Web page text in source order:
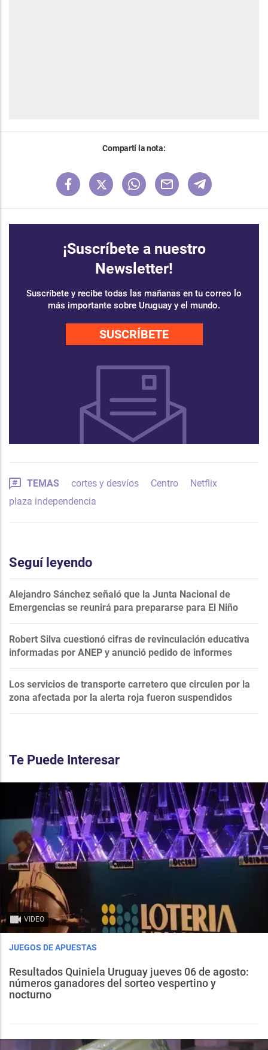
Compartí la nota:
¡Suscríbete a nuestro
Newsletter!
Suscríbete y recibe todas las mañanas en tu correo lo
más importante sobre Uruguay y el mundo.
SUSCRÍBETE
TEMAS cortes y desvíos Centro
Netflix
plaza independencia
Seguí leyendo
Alejandro Sánchez señaló que la Junta Nacional de
Emergencias se reunirá para prepararse para El Niño
Robert Silva cuestionó cifras de revinculación educativa
informadas por ANEP y anunció pedido de informes
Los servicios de transporte carretero que circulen por la
zona afectada por la alerta roja fueron suspendidos
Te Puede Interesar
VIDEO
JUEGOS DE APUESTAS
Resultados Quiniela Uruguay jueves 06 de agosto:
números ganadores del sorteo vespertino y
nocturno